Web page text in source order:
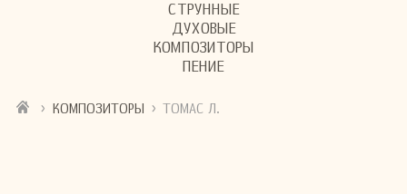
СТРУННЫЕ
ДУХОВЫЕ
КОМПОЗИТОРЫ
ПЕНИЕ
› КОМПОЗИТОРЫ › ТОМАС Л.